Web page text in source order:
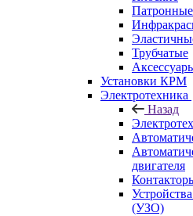
Патронные
Трубчатые
Установки КРМ
Электротехника
Назад
двигателя
(УЗО)